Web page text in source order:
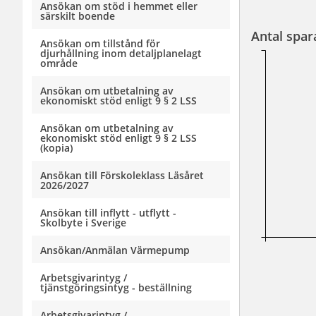
Ansökan om stöd i hemmet eller
särskilt boende
Ansökan om tillstånd för
djurhållning inom detaljplanelagt
område
Ansökan om utbetalning av
ekonomiskt stöd enligt 9 § 2 LSS
Ansökan om utbetalning av
ekonomiskt stöd enligt 9 § 2 LSS
(kopia)
Ansökan till Förskoleklass Läsåret
2026/2027
Ansökan till inflytt - utflytt -
Skolbyte i Sverige
Ansökan/Anmälan Värmepump
Arbetsgivarintyg /
tjänstgöringsintyg - beställning
Antal